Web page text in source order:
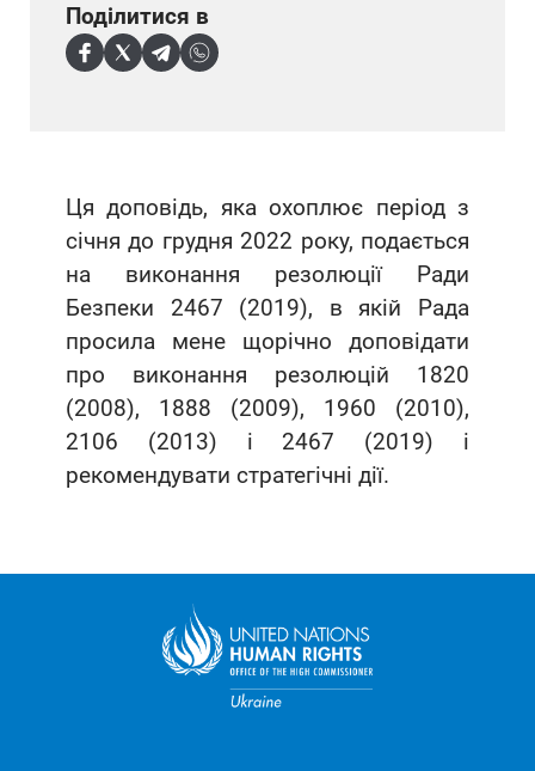
Ця доповідь, яка охоплює період з
січня до грудня 2022 року, подається
на виконання резолюції Ради
Безпеки 2467 (2019), в якій Рада
просила мене щорічно доповідати
про виконання резолюцій 1820
(2008), 1888 (2009), 1960 (2010),
2106 (2013) і 2467 (2019) і
рекомендувати стратегічні дії.
Поділитися в